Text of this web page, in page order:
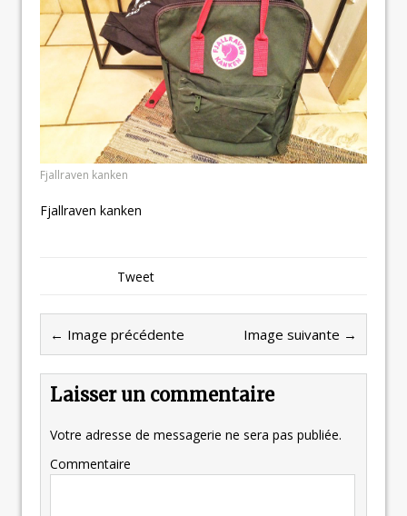
Fjallraven kanken
Fjallraven kanken
Tweet
← Image précédente Image suivante →
Laisser un commentaire
Votre adresse de messagerie ne sera pas publiée.
Commentaire